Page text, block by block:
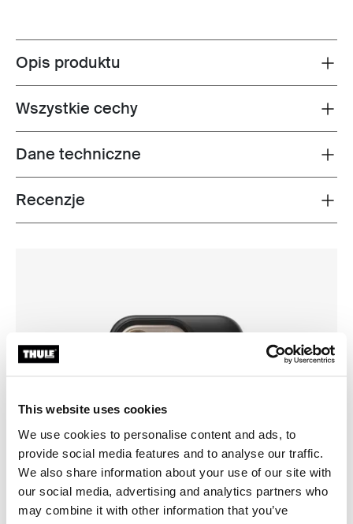
This website uses cookies
We use cookies to personalise content and ads, to
provide social media features and to analyse our traffic.
We also share information about your use of our site with
our social media, advertising and analytics partners who
may combine it with other information that you’ve
Toggle overview
Opis produktu
Toggle features
Wszystkie cechy
Toggle techspec
Dane techniczne
Toggle overview
Recenzje